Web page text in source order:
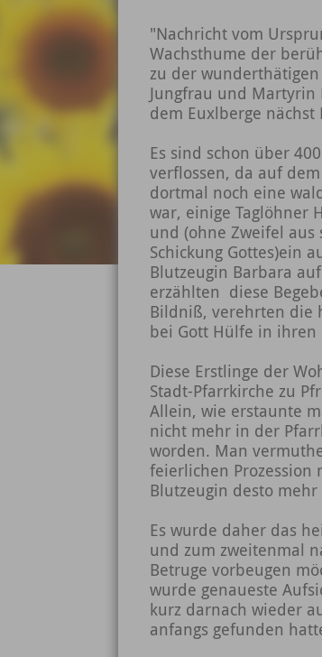
"Nachricht vom
Wachsthume der
zu der
Jungfrau und Martyrin
dem Euxlberge nächst
Es sind schon über
verflossen, da auf
dortmal noch eine
war, einige Taglöhner
und (ohne Zweifel aus
Schickung Gottes)ein
Blutzeugin Barbara
erzählten diese
Bildniß, verehrten die
bei Gott Hülfe in ihren
Diese Erstlinge der
Stadt-Pfarrkirche zu
Allein, wie erstaunte
nicht mehr in der
worden. Man
feierlichen Prozession
Blutzeugin desto
Es wurde daher das
und zum zweitenmal
Betruge vorbeugen
wurde genaueste
kurz darnach wieder
anfangs gefunden